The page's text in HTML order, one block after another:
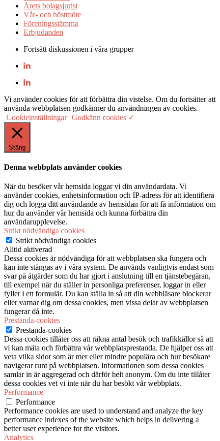
Årets bolagsjurist
Vår- och höstmöte
Föreningsstämma
Erbjudanden
Fortsätt diskussionen i våra grupper
Vi använder cookies för att förbättra din vistelse. Om du fortsätter att
använda webbplatsen godkänner du användningen av cookies.
Cookieinställningar Godkänn cookies ✓
Stäng
Denna webbplats använder cookies
När du besöker vår hemsida loggar vi din användardata. Vi
använder cookies, enhetsinformation och IP-adress för att identifiera
dig och logga ditt användande av hemsidan för att få information om
hur du använder vår hemsida och kunna förbättra din
användarupplevelse.
Strikt nödvändiga cookies
Strikt nödvändiga cookies
Alltid aktiverad
Dessa cookies är nödvändiga för att webbplatsen ska fungera och
kan inte stängas av i våra system. De används vanligtvis endast som
svar på åtgärder som du har gjort i anslutning till en tjänstebegäran,
till exempel när du ställer in personliga preferenser, loggar in eller
fyller i ett formulär. Du kan ställa in så att din webbläsare blockerar
eller varnar dig om dessa cookies, men vissa delar av webbplatsen
fungerar då inte.
Prestanda-cookies
Prestanda-cookies
Dessa cookies tillåter oss att räkna antal besök och trafikkällor så att
vi kan mäta och förbättra vår webbplatsprestanda. De hjälper oss att
veta vilka sidor som är mer eller mindre populära och hur besökare
navigerar runt på webbplatsen. Informationen som dessa cookies
samlar in är aggregerad och därför helt anonym. Om du inte tillåter
dessa cookies vet vi inte när du har besökt vår webbplats.
Performance
Performance
Performance cookies are used to understand and analyze the key
performance indexes of the website which helps in delivering a
better user experience for the visitors.
Analytics